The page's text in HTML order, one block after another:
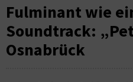
Fulminant wie
Soundtrack:
Osnabrück